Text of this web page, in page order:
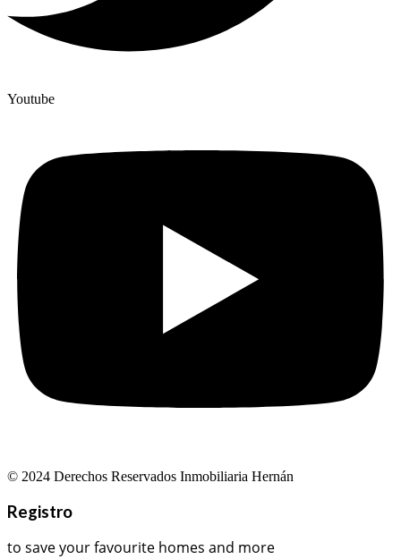
Youtube
© 2024 Derechos Reservados Inmobiliaria Hernán
Registro
to save your favourite homes and more